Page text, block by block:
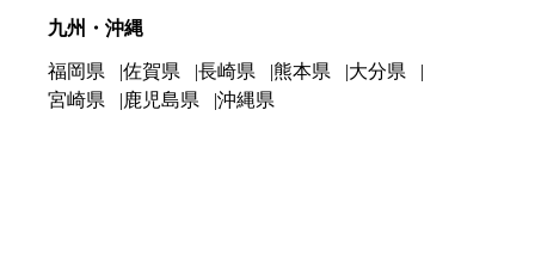
九州・沖縄
福岡県 佐賀県 長崎県 熊本県
大分県
宮崎県
鹿児島県 沖縄県